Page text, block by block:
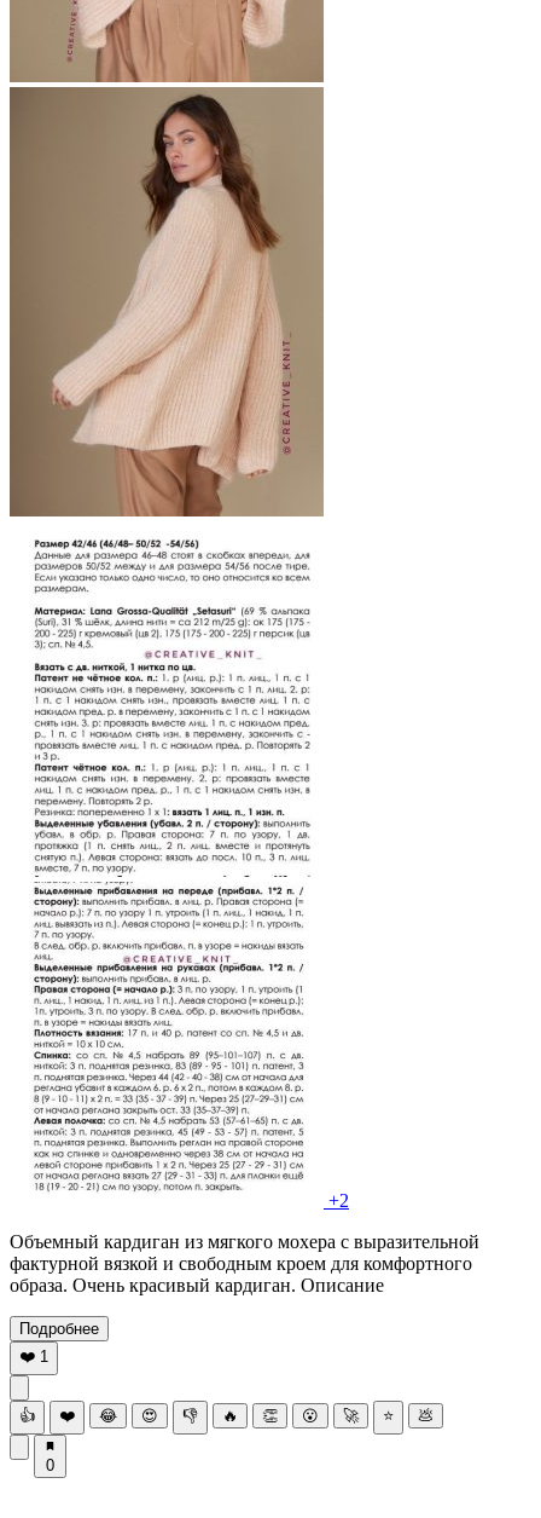
+2
Объемный кардиган из мягкого мохера с выразительной
фактурной вязкой и свободным кроем для комфортного
образа. Очень красивый кардиган. Описание
Подробнее
❤️ 1
👍 ❤️ 😂 😍 👎 🔥 👏 😮 🚀 ⭐ 💩
0